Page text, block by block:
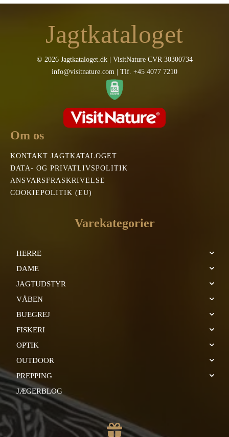
Jagtkataloget
© 2026 Jagtkataloget.dk | VisitNature CVR 30300734
info@visitnature.com | Tlf. +45 4077 7210
Om os
KONTAKT JAGTKATALOGET
DATA- OG PRIVATLIVSPOLITIK
ANSVARSFRASKRIVELSE
COOKIEPOLITIK (EU)
Varekategorier
HERRE
DAME
JAGTUDSTYR
VÅBEN
BUEGREJ
FISKERI
OPTIK
OUTDOOR
PREPPING
JÆGERBLOG